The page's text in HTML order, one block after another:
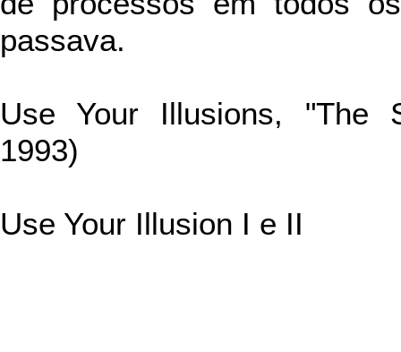
passava.
Use Your Illusions, "The
1993)
Use Your Illusion I e II